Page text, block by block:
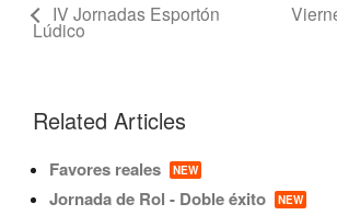
IV Jornadas Esportón
Lúdico
Related Articles
Favores reales NEW
Jornada de Rol - Doble éxito NEW